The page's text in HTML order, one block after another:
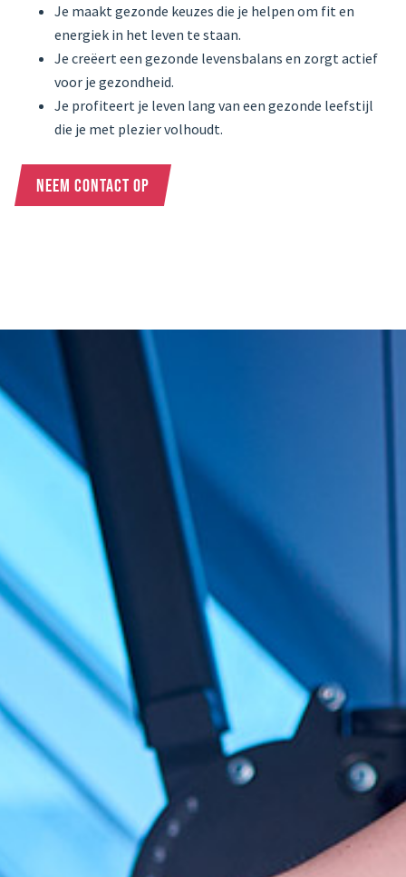
Je maakt gezonde keuzes die je helpen om fit en
energiek in het leven te staan.
Je creëert een gezonde levensbalans en zorgt actief
voor je gezondheid.
Je profiteert je leven lang van een gezonde leefstijl
die je met plezier volhoudt.
NEEM CONTACT OP